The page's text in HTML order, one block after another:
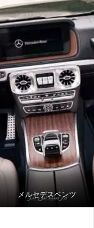
مرسيدس بنز
メルセデスベンツ